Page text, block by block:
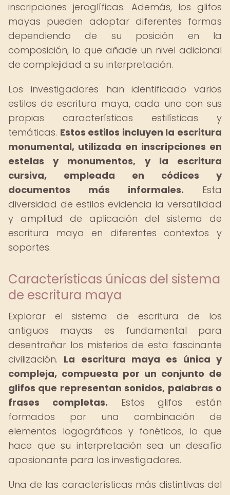
inscripciones jeroglíficas. Además, los glifos
mayas pueden adoptar diferentes formas
dependiendo de su posición en la
composición, lo que añade un nivel adicional
de complejidad a su interpretación.
Los investigadores han identificado varios
estilos de escritura maya, cada uno con sus
propias características estilísticas y
temáticas. Estos estilos incluyen la escritura
monumental, utilizada en inscripciones en
estelas y monumentos, y la escritura
cursiva, empleada en códices y
documentos más informales. Esta
diversidad de estilos evidencia la versatilidad
y amplitud de aplicación del sistema de
escritura maya en diferentes contextos y
soportes.
Características únicas del sistema
de escritura maya
Explorar el sistema de escritura de los
antiguos mayas es fundamental para
desentrañar los misterios de esta fascinante
civilización. La escritura maya es única y
compleja, compuesta por un conjunto de
glifos que representan sonidos, palabras o
frases completas. Estos glifos están
formados por una combinación de
elementos logográficos y fonéticos, lo que
hace que su interpretación sea un desafío
apasionante para los investigadores.
Una de las características más distintivas del